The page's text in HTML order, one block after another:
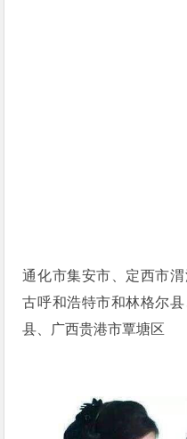
通化市集安市、定西市
古呼和浩特市和林格尔
县、广西贵港市覃塘区